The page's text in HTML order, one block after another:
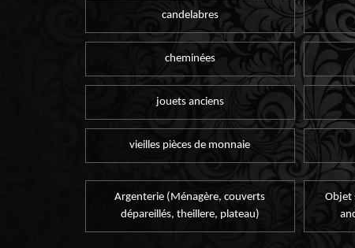
candelabres
cheminées
jouets anciens
vieilles pièces de monnaie
Argenterie (Ménagère, couverts
dépareillés, theillere, plateau)
Objet